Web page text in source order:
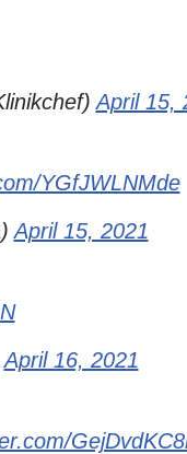
April 15,
YGfJWLNMde
April 15, 2021
April 16, 2021